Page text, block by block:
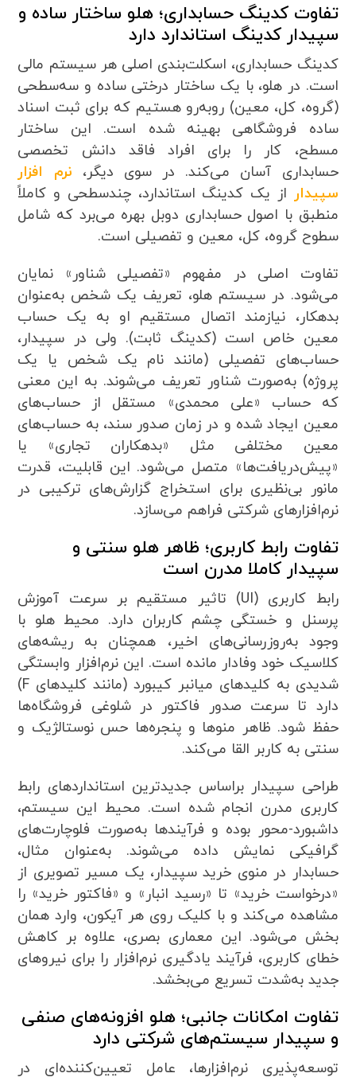
تفاوت کدینگ حسابداری؛ هلو ساختار ساده و
سپیدار کدینگ استاندارد دارد
کدینگ حسابداری، اسکلت‌بندی اصلی هر سیستم مالی
است. در هلو، با یک ساختار درختی ساده و سه‌سطحی
(گروه، کل، معین) روبه‌رو هستیم که برای ثبت اسناد
ساده فروشگاهی بهینه شده است. این ساختار
مسطح، کار را برای افراد فاقد دانش تخصصی
حسابداری آسان می‌کند. در سوی دیگر، نرم افزار
سپیدار از یک کدینگ استاندارد، چندسطحی و کاملاً
منطبق با اصول حسابداری دوبل بهره می‌برد که شامل
سطوح گروه، کل، معین و تفصیلی است.
تفاوت اصلی در مفهوم «تفصیلی شناور» نمایان
می‌شود. در سیستم هلو، تعریف یک شخص به‌عنوان
بدهکار، نیازمند اتصال مستقیم او به یک حساب
معین خاص است (کدینگ ثابت). ولی در سپیدار،
حساب‌های تفصیلی (مانند نام یک شخص یا یک
پروژه) به‌صورت شناور تعریف می‌شوند. به این معنی
که حساب «علی محمدی» مستقل از حساب‌های
معین ایجاد شده و در زمان صدور سند، به حساب‌های
معین مختلفی مثل «بدهکاران تجاری» یا
«پیش‌دریافت‌ها» متصل می‌شود. این قابلیت، قدرت
مانور بی‌نظیری برای استخراج گزارش‌های ترکیبی در
نرم‌افزارهای شرکتی فراهم می‌سازد.
تفاوت رابط کاربری؛ ظاهر هلو سنتی و
سپیدار کاملا مدرن است
رابط کاربری (UI) تاثیر مستقیم بر سرعت آموزش
پرسنل و خستگی چشم کاربران دارد. محیط هلو با
وجود به‌روزرسانی‌های اخیر، همچنان به ریشه‌های
کلاسیک خود وفادار مانده است. این نرم‌افزار وابستگی
شدیدی به کلیدهای میانبر کیبورد (مانند کلیدهای F)
دارد تا سرعت صدور فاکتور در شلوغی فروشگاه‌ها
حفظ شود. ظاهر منوها و پنجره‌ها حس نوستالژیک و
سنتی به کاربر القا می‌کند.
طراحی سپیدار براساس جدیدترین استانداردهای رابط
کاربری مدرن انجام شده است. محیط این سیستم،
داشبورد-محور بوده و فرآیندها به‌صورت فلوچارت‌های
گرافیکی نمایش داده می‌شوند. به‌عنوان مثال،
حسابدار در منوی خرید سپیدار، یک مسیر تصویری از
«درخواست خرید» تا «رسید انبار» و «فاکتور خرید» را
مشاهده می‌کند و با کلیک روی هر آیکون، وارد همان
بخش می‌شود. این معماری بصری، علاوه بر کاهش
خطای کاربری، فرآیند یادگیری نرم‌افزار را برای نیروهای
جدید به‌شدت تسریع می‌بخشد.
تفاوت امکانات جانبی؛ هلو افزونه‌های صنفی
و سپیدار سیستم‌های شرکتی دارد
توسعه‌پذیری نرم‌افزارها، عامل تعیین‌کننده‌ای در